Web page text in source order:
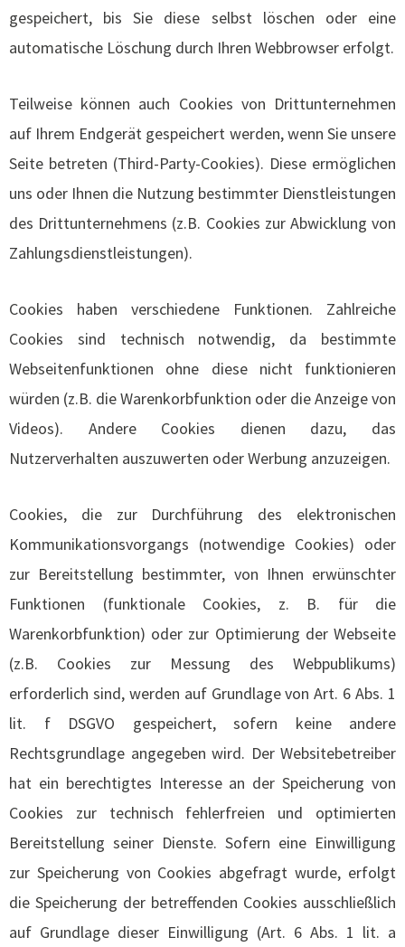
gespeichert, bis Sie diese selbst löschen oder eine
automatische Löschung durch Ihren Webbrowser erfolgt.
Teilweise können auch Cookies von Drittunternehmen
auf Ihrem Endgerät gespeichert werden, wenn Sie unsere
Seite betreten (Third-Party-Cookies). Diese ermöglichen
uns oder Ihnen die Nutzung bestimmter Dienstleistungen
des Drittunternehmens (z.B. Cookies zur Abwicklung von
Zahlungsdienstleistungen).
Cookies haben verschiedene Funktionen. Zahlreiche
Cookies sind technisch notwendig, da bestimmte
Webseitenfunktionen ohne diese nicht funktionieren
würden (z.B. die Warenkorbfunktion oder die Anzeige von
Videos). Andere Cookies dienen dazu, das
Nutzerverhalten auszuwerten oder Werbung anzuzeigen.
Cookies, die zur Durchführung des elektronischen
Kommunikationsvorgangs (notwendige Cookies) oder
zur Bereitstellung bestimmter, von Ihnen erwünschter
Funktionen (funktionale Cookies, z. B. für die
Warenkorbfunktion) oder zur Optimierung der Webseite
(z.B. Cookies zur Messung des Webpublikums)
erforderlich sind, werden auf Grundlage von Art. 6 Abs. 1
lit. f DSGVO gespeichert, sofern keine andere
Rechtsgrundlage angegeben wird. Der Websitebetreiber
hat ein berechtigtes Interesse an der Speicherung von
Cookies zur technisch fehlerfreien und optimierten
Bereitstellung seiner Dienste. Sofern eine Einwilligung
zur Speicherung von Cookies abgefragt wurde, erfolgt
die Speicherung der betreffenden Cookies ausschließlich
auf Grundlage dieser Einwilligung (Art. 6 Abs. 1 lit. a